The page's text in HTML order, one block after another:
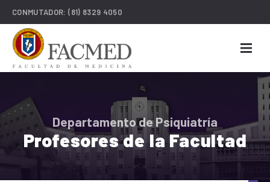
CONMUTADOR:(81) 8329 4050
Departamento de Psiquiatría
Profesores de la Facultad